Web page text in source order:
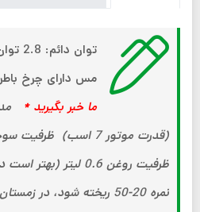
توان دائم: 2.8
مس دارای چرخ
ما خبر بگیرید *
(قدرت موتور 7 اسب)
ظرفیت سوخت آن
ظرفیت روغن 0.6 لیتر
نمره 20-50 ریخته شود، در زمستان نمره 30 )